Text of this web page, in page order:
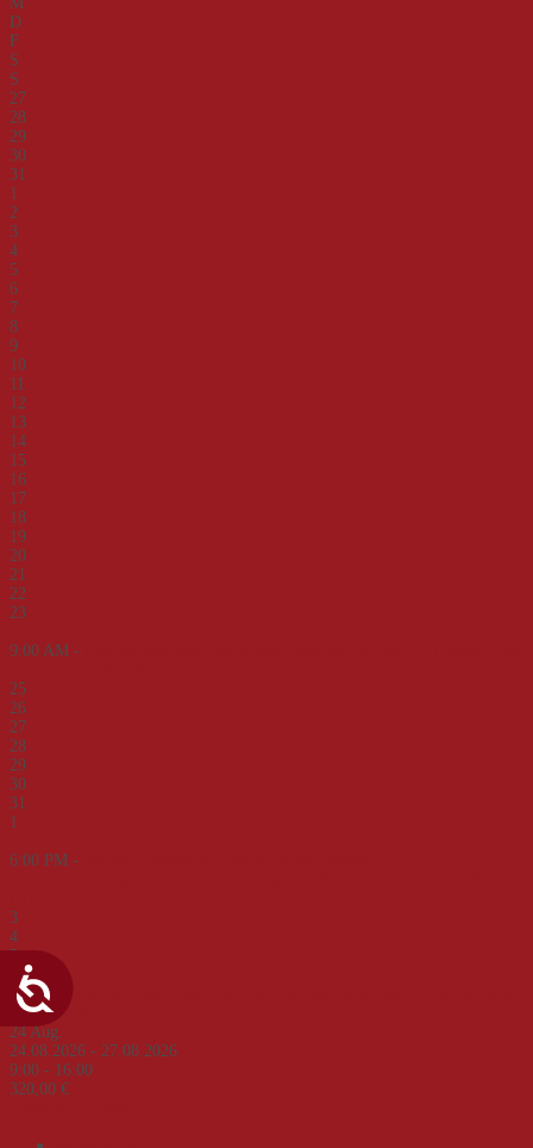
D
F
S
S
27
28
29
30
31
1
2
3
4
5
6
7
8
9
10
11
12
13
14
15
16
17
18
19
20
21
22
23
9:00 AM -
25
26
27
28
29
30
31
1
6:00 PM -
3
4
5
Deutsch-deutsche Geschichte – von der Teilung zur Einheit. Eine Zeitreise
an Beispielen
24 Aug.
24.08.2026 - 27.08.2026
9:00 - 16:00
320,00 €